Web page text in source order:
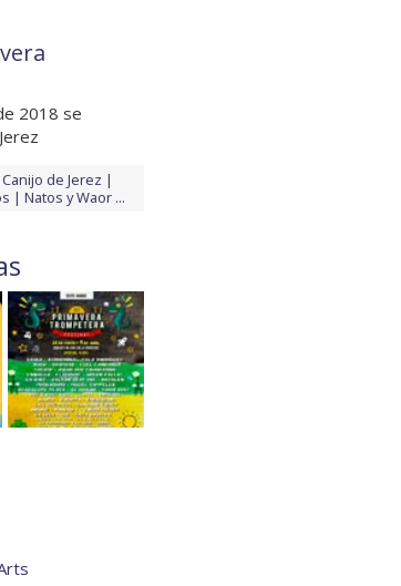
2018 se
Canijo de Jerez
Natos y Waor ...